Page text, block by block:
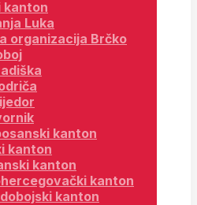
kanton
Luka
organizacija Brčko
kanton
kanton
kanton
kanton
kanton